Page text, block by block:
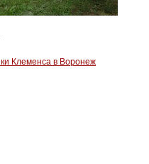
Клеменса в Воронеж